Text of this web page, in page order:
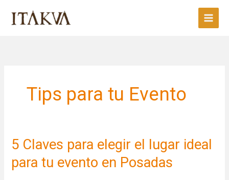
Tips para tu Evento
5 Claves para elegir el lugar ideal
para tu evento en Posadas
5
para